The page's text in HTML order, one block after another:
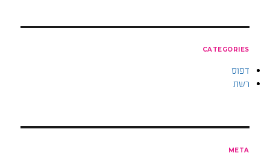
CATEGORIES
דפוס
רשת
META